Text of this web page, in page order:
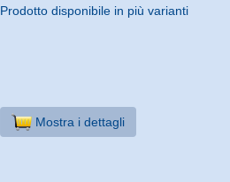
Prodotto disponibile in più varianti
Mostra i dettagli